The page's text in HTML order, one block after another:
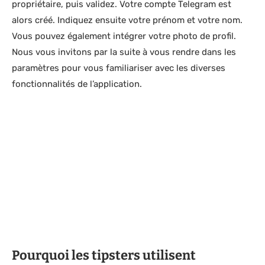
propriétaire, puis validez. Votre compte Telegram est
alors créé. Indiquez ensuite votre prénom et votre nom.
Vous pouvez également intégrer votre photo de profil.
Nous vous invitons par la suite à vous rendre dans les
paramètres pour vous familiariser avec les diverses
fonctionnalités de l’application.
Pourquoi les tipsters utilisent